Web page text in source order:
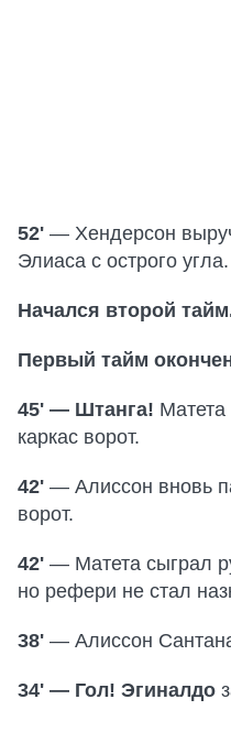
52' — Хендерсон
Элиаса с острого угла.
Начался второй
Первый тайм
45' — Штанга!
каркас ворот.
42' — Алиссон вновь
ворот.
42' — Матета сыграл
но рефери не стал
38' — Алиссон
34' — Гол! Эгиналдо